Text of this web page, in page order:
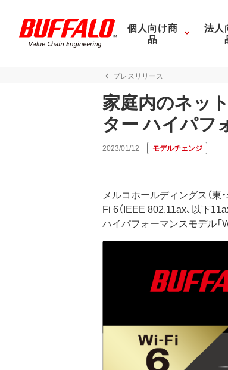
個人向け商
品
法人
プレスリリース
家庭内のネッ
ター ハイパフ
2023/01/12 モデルチェンジ
メルコホールディングス（東
Fi 6（IEEE 802.11ax、以下
ハイパフォーマンスモデル「